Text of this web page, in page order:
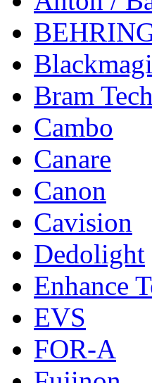
Bram
Cambo
Canare
Canon
Cavision
Dedolight
Enhance
EVS
FOR-A